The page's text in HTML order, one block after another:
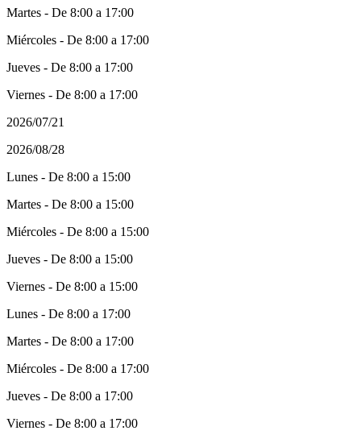
Martes - De 8:00 a 17:00
Miércoles - De 8:00 a 17:00
Jueves - De 8:00 a 17:00
Viernes - De 8:00 a 17:00
2026/07/21
2026/08/28
Lunes - De 8:00 a 15:00
Martes - De 8:00 a 15:00
Miércoles - De 8:00 a 15:00
Jueves - De 8:00 a 15:00
Viernes - De 8:00 a 15:00
Lunes - De 8:00 a 17:00
Martes - De 8:00 a 17:00
Miércoles - De 8:00 a 17:00
Jueves - De 8:00 a 17:00
Viernes - De 8:00 a 17:00